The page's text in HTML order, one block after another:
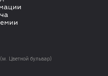
Цветной бульвар)